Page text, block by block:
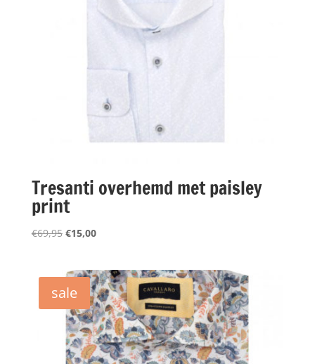
Tresanti overhemd met paisley
print
€69,95 Oorspronkelijke
€69,95.
€15,00Huidige
€15,00.
sale